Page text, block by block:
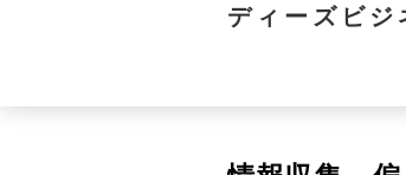
ディーズビジ